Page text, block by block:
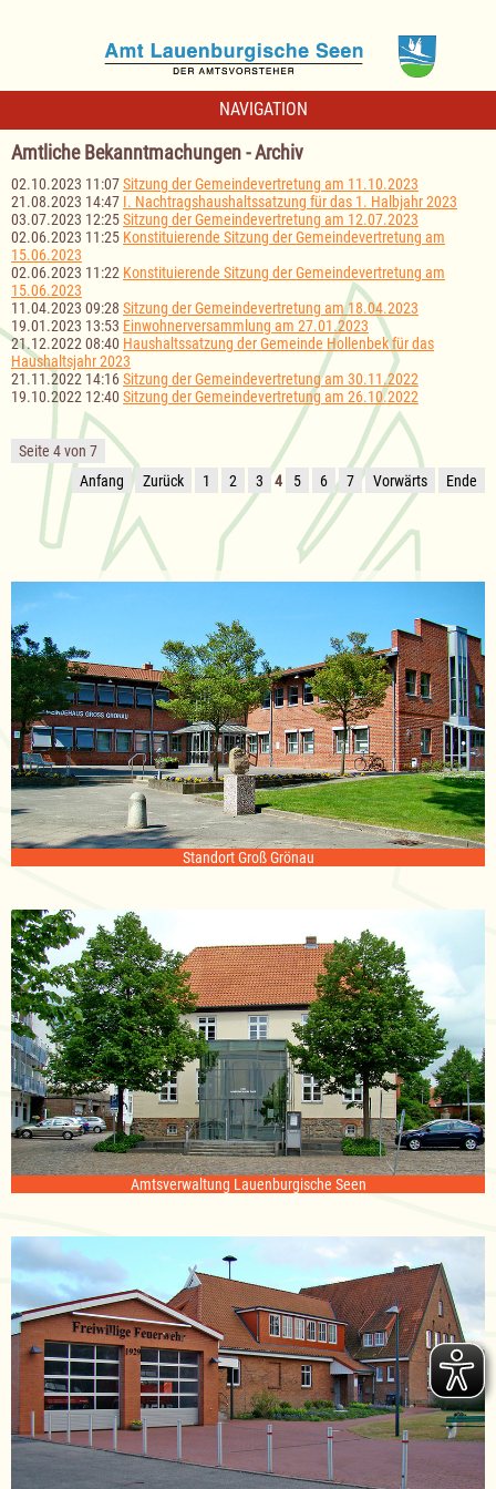
NAVIGATION
Amtliche Bekanntmachungen - Archiv
02.10.2023 11:07Sitzung der Gemeindevertretung am 11.10.2023
21.08.2023 14:47 I. Nachtragshaushaltssatzung für das 1. Halbjahr 2023
03.07.2023 12:25Sitzung der Gemeindevertretung am 12.07.2023
02.06.2023 11:25 Konstituierende Sitzung der Gemeindevertretung am
15.06.2023
02.06.2023 11:22 Konstituierende Sitzung der Gemeindevertretung am
15.06.2023
11.04.2023 09:28 Sitzung der Gemeindevertretung am 18.04.2023
19.01.2023 13:53 Einwohnerversammlung am 27.01.2023
21.12.2022 08:40 Haushaltssatzung der Gemeinde Hollenbek für das
Haushaltsjahr 2023
21.11.2022 14:16Sitzung der Gemeindevertretung am 30.11.2022
19.10.2022 12:40 Sitzung der Gemeindevertretung am 26.10.2022
Seite 4 von 7
Anfang
Zurück 1 2 3 4 5 6 7 Vorwärts Ende
Standort Groß Grönau
Amtsverwaltung Lauenburgische Seen